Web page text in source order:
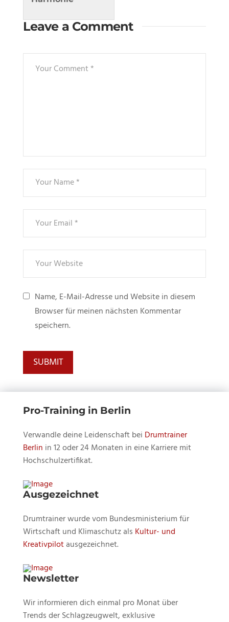
2.
2.
Leave a Comment
Name, E-Mail-Adresse und Website in diesem
Browser für meinen nächsten Kommentar
speichern.
Pro-Training in Berlin
Verwandle deine Leidenschaft bei Drumtrainer
Berlin in 12 oder 24 Monaten in eine Karriere mit
Hochschulzertifikat.
Ausgezeichnet
Drumtrainer wurde vom Bundesministerium für
Wirtschaft und Klimaschutz als Kultur- und
Kreativpilotausgezeichnet.
Newsletter
Wir informieren dich einmal pro Monat über
Trends der Schlagzeugwelt, exklusive